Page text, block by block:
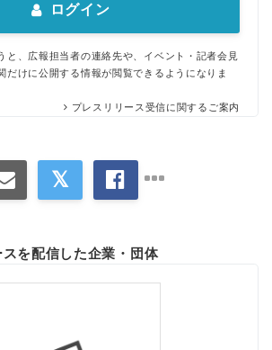
ログイン
と、広報担当者の連絡先や、イベント・記者会見
だけに公開する情報が閲覧できるようになりま
プレスリリース受信に関するご案内
を配信した企業・団体